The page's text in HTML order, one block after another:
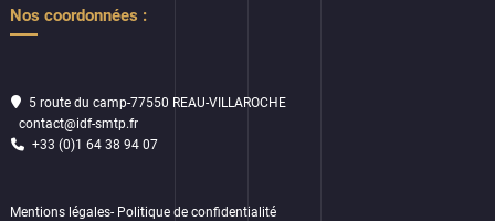
Nos coordonnées :
5 route du camp-77550 REAU-VILLAROCHE
contact@idf-smtp.fr
+33 (0)1 64 38 94 07
Mentions légales- Politique de confidentialité